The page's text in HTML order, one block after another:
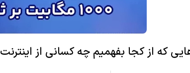
که از کجا بفهمیم چه کسانی از